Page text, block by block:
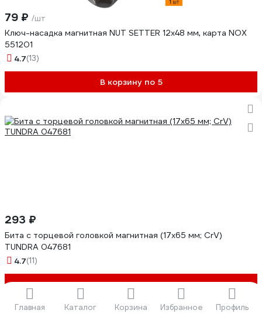
Главная Каталог Корзина Избранное Профиль
79 ₽ /шт
Ключ-насадка магнитная NUT SETTER 12x48 мм, карта NOX
551201
4.7(13)
В корзину по 5
293 ₽
Бита с торцевой головкой магнитная (17х65 мм; CrV)
TUNDRA 047681
4.7(11)
В корзину
Показать еще 40